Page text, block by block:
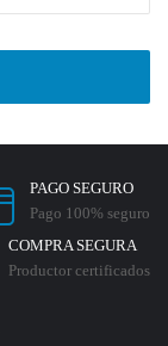
PAGO SEGURO
Pago 100% seguro
COMPRA SEGURA
Productor certificados